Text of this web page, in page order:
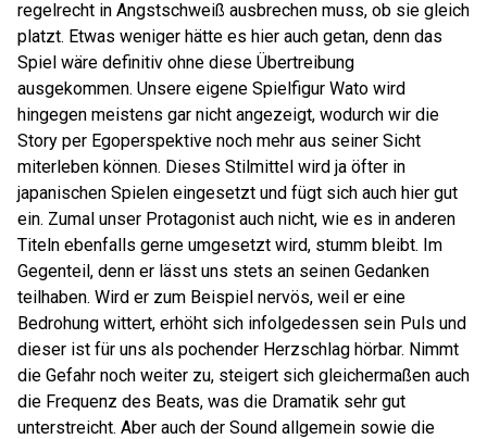
regelrecht in Angstschweiß ausbrechen muss, ob sie gleich
platzt. Etwas weniger hätte es hier auch getan, denn das
Spiel wäre definitiv ohne diese Übertreibung
ausgekommen. Unsere eigene Spielfigur Wato wird
hingegen meistens gar nicht angezeigt, wodurch wir die
Story per Egoperspektive noch mehr aus seiner Sicht
miterleben können. Dieses Stilmittel wird ja öfter in
japanischen Spielen eingesetzt und fügt sich auch hier gut
ein. Zumal unser Protagonist auch nicht, wie es in anderen
Titeln ebenfalls gerne umgesetzt wird, stumm bleibt. Im
Gegenteil, denn er lässt uns stets an seinen Gedanken
teilhaben. Wird er zum Beispiel nervös, weil er eine
Bedrohung wittert, erhöht sich infolgedessen sein Puls und
dieser ist für uns als pochender Herzschlag hörbar. Nimmt
die Gefahr noch weiter zu, steigert sich gleichermaßen auch
die Frequenz des Beats, was die Dramatik sehr gut
unterstreicht. Aber auch der Sound allgemein sowie die